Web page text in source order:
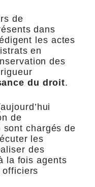
de
dans
les actes
en
des
du droit.
de
sont chargés de
les
des
la fois agents
officiers